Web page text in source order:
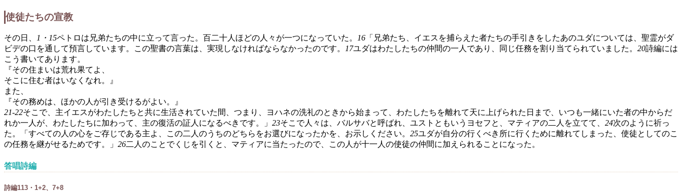
使徒たちの宣教
その日、 1・15ペトロは兄弟たちの中に立って言った。百二十人ほどの人々が一つになっていた。 16 「兄弟たち、イエスを捕らえた者たちの手引きをしたあのユダについては、聖霊がダ
ビデの口を通して預言しています。この聖書の言葉は、実現しなければならなかったのです。
17ユダはわたしたちの仲間の一人であり、同じ任務を割り当てられていました。 20詩編には
こう書いてあります。
『その住まいは荒れ果てよ、
そこに住む者はいなくなれ。』
また、
『その務めは、ほかの人が引き受けるがよい。』
21‐22そこで、主イエスがわたしたちと共に生活されていた間、つまり、ヨハネの洗礼のときから始まって、わたしたちを離れて天に上げられた日まで、いつも一緒にいた者の中からだ
れか一人が、わたしたちに加わって、主の復活の証人になるべきです。」 23そこで人々は、バルサバと呼ばれ、ユストともいうヨセフと、マティアの二人を立てて、 24次のように祈っ
た。「すべての人の心をご存じである主よ、この二人のうちのどちらをお選びになったかを、お示しください。 25ユダが自分の行くべき所に行くために離れてしまった、使徒としてのこ
の任務を継がせるためです。」 26二人のことでくじを引くと、マティアに当たったので、この人が十一人の使徒の仲間に加えられることになった。
答唱詩編
詩編113・1+2、7+8